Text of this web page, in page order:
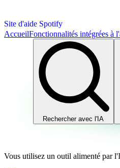
Site d'aide Spotify
AccueilFonctionnalités intégrées à
Rechercher avec l'IA
Vous utilisez un outil alimenté par